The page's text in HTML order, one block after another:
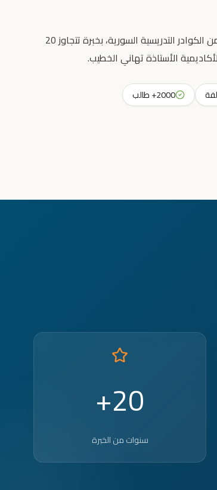
انطلقت رسالتنا التعليمية عام 2023 مع نخبة من الكوادر التدريسية السورية، بخبرة تتجاوز 20
الأستاذة تهاني الخطيب.
2000+ طالب
20+
سنوات من الخبرة